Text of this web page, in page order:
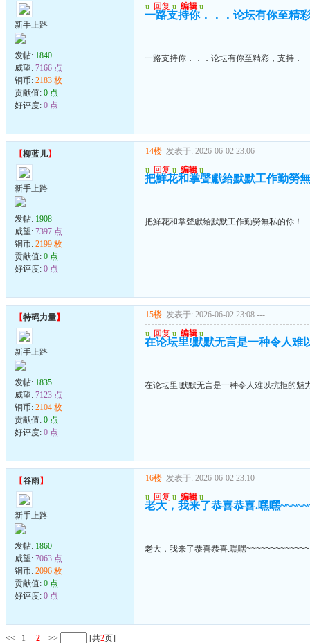
新手上路
发帖: 1840
威望: 7166 点
铜币: 2183 枚
贡献值: 0 点
好评度: 0 点
u 回复 u 编辑 u
一路支持你．．．论坛有你至精
一路支持你．．．论坛有你至精彩，支持．
【柳蓝儿】
新手上路
发帖: 1908
威望: 7397 点
铜币: 2199 枚
贡献值: 0 点
好评度: 0 点
14楼 发表于: 2026-06-02 23:06 ---
u 回复 u 编辑 u
把鮮花和掌聲獻給默默工作勤勞
把鮮花和掌聲獻給默默工作勤勞無私的伱！
【特码力量】
新手上路
发帖: 1835
威望: 7123 点
铜币: 2104 枚
贡献值: 0 点
好评度: 0 点
15楼 发表于: 2026-06-02 23:08 ---
u 回复 u 编辑 u
在论坛里!默默无言是一种令人难
在论坛里!默默无言是一种令人难以抗拒的魅
【谷雨】
新手上路
发帖: 1860
威望: 7063 点
铜币: 2096 枚
贡献值: 0 点
好评度: 0 点
16楼 发表于: 2026-06-02 23:10 ---
u 回复 u 编辑 u
老大，我来了恭喜恭喜.嘿嘿
老大，我来了恭喜恭喜.嘿嘿~~~~~~~~~~~~~
<< 1 2 >> [共2页]